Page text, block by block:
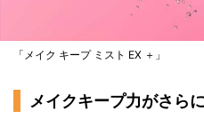
「メイク キープ ミスト EX ＋」
メイクキープ力がさら